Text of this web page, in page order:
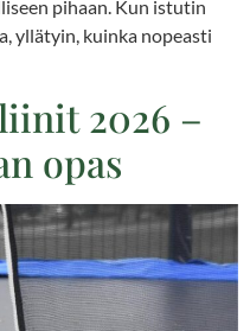
pihaan. Kun istutin
yllätyin, kuinka nopeasti
2026 –
opas